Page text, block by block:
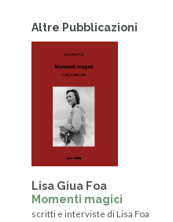
Altre Pubblicazioni
Lisa Giua Foa
Momenti magici
scritti e interviste di Lisa Foa